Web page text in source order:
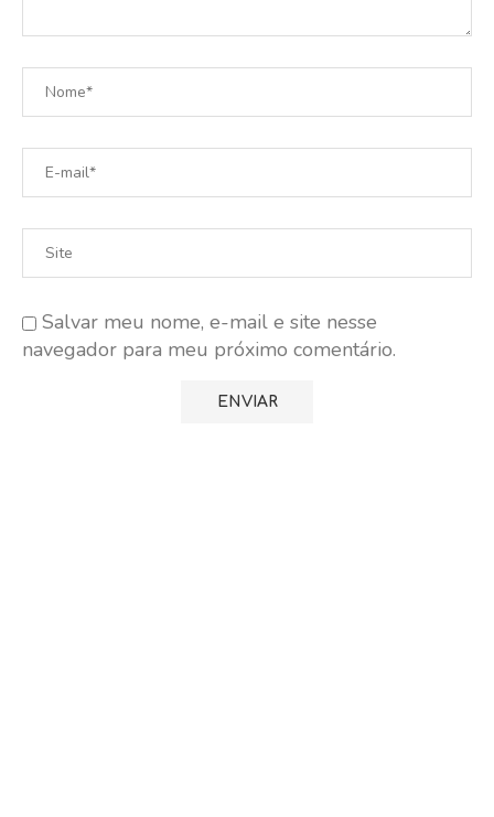
Salvar meu nome, e-mail e site nesse
navegador para meu próximo comentário.